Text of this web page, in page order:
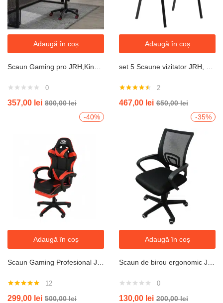
Adaugă în coș
0
357,00 lei 800,00lei
Adaugă în coș
4.50din 5
2
467,00 lei 650,00lei
-40%
Adaugă în coș
5.00din 5
12
299,00 lei 500,00lei
-35%
Adaugă în coș
0
130,00 lei 200,00lei